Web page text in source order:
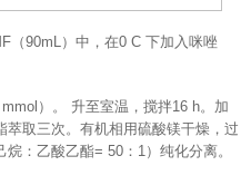
（90mL）中，在0 C 下加入咪唑
）。 升至室温，搅拌16 h。加
萃取三次。有机相用硫酸镁干燥，过
：乙酸乙酯= 50：1）纯化分离。